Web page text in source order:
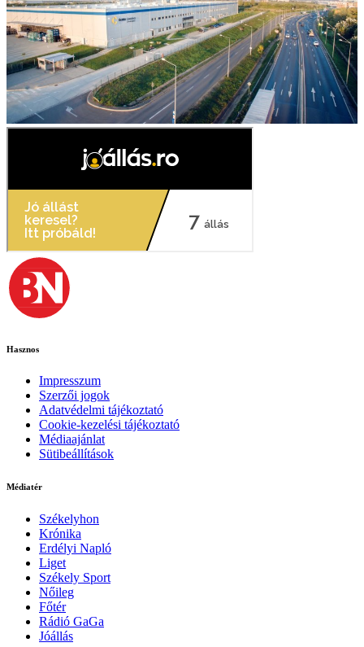
Hasznos
Impresszum
Szerzői jogok
Adatvédelmi tájékoztató
Cookie-kezelési tájékoztató
Médiaajánlat
Sütibeállítások
Médiatér
Székelyhon
Krónika
Erdélyi Napló
Liget
Székely Sport
Nőileg
Főtér
Rádió GaGa
Jóállás